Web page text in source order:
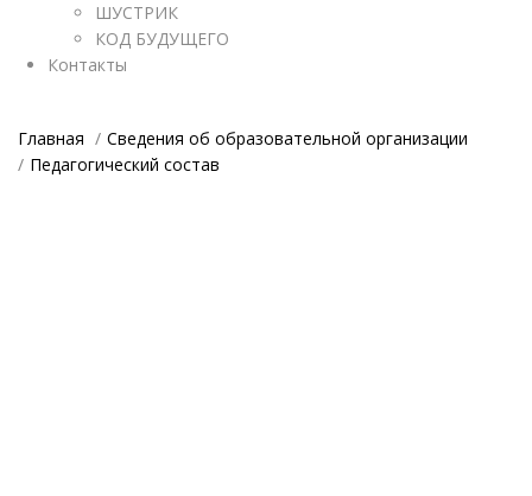
ШУСТРИК
КОД БУДУЩЕГО
Контакты
Главная
Сведения об образовательной организации
Педагогический состав